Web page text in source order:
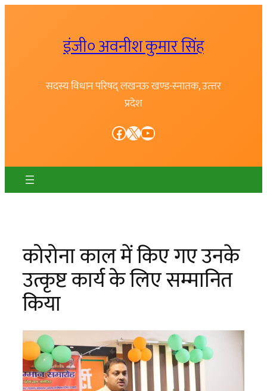
इंजी० अवनीश कुमार सिंह
सदस्य विधान परिषद् लखनऊ खण्ड-स्नातक, उत्त्तर
प्रदेश
Facebook X YouTube
कोरोना काल में किए गए उनके
उत्कृष्ट कार्य के लिए सम्मानित
किया